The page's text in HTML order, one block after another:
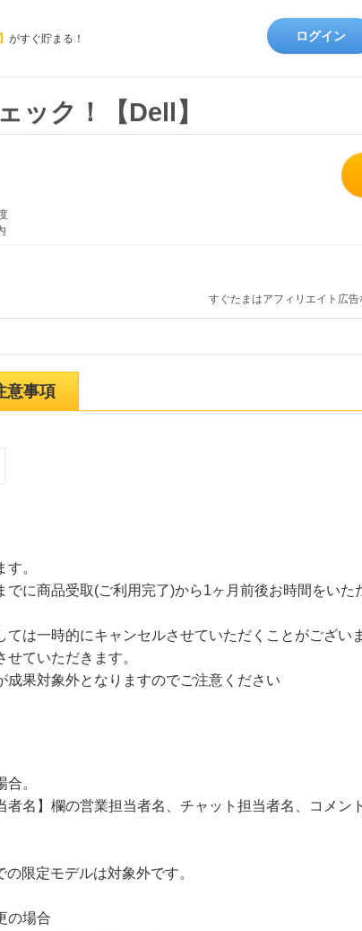
がすぐ貯まる！ ログイン
ック！【Dell】
すぐたまはアフィリエイト広
意事項
。
に商品受取(ご利用完了)から1ヶ月前後お時間をいた
は一時的にキャンセルさせていただくことがござい
ていただきます。
果対象外となりますのでご注意ください
。
】欄の営業担当者名、チャット担当者名、コメン
限定モデルは対象外です。
の場合